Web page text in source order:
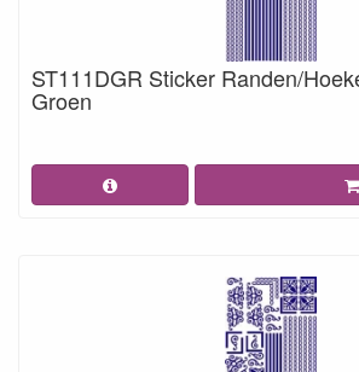
ST111DGR Sticker Randen/
Groen